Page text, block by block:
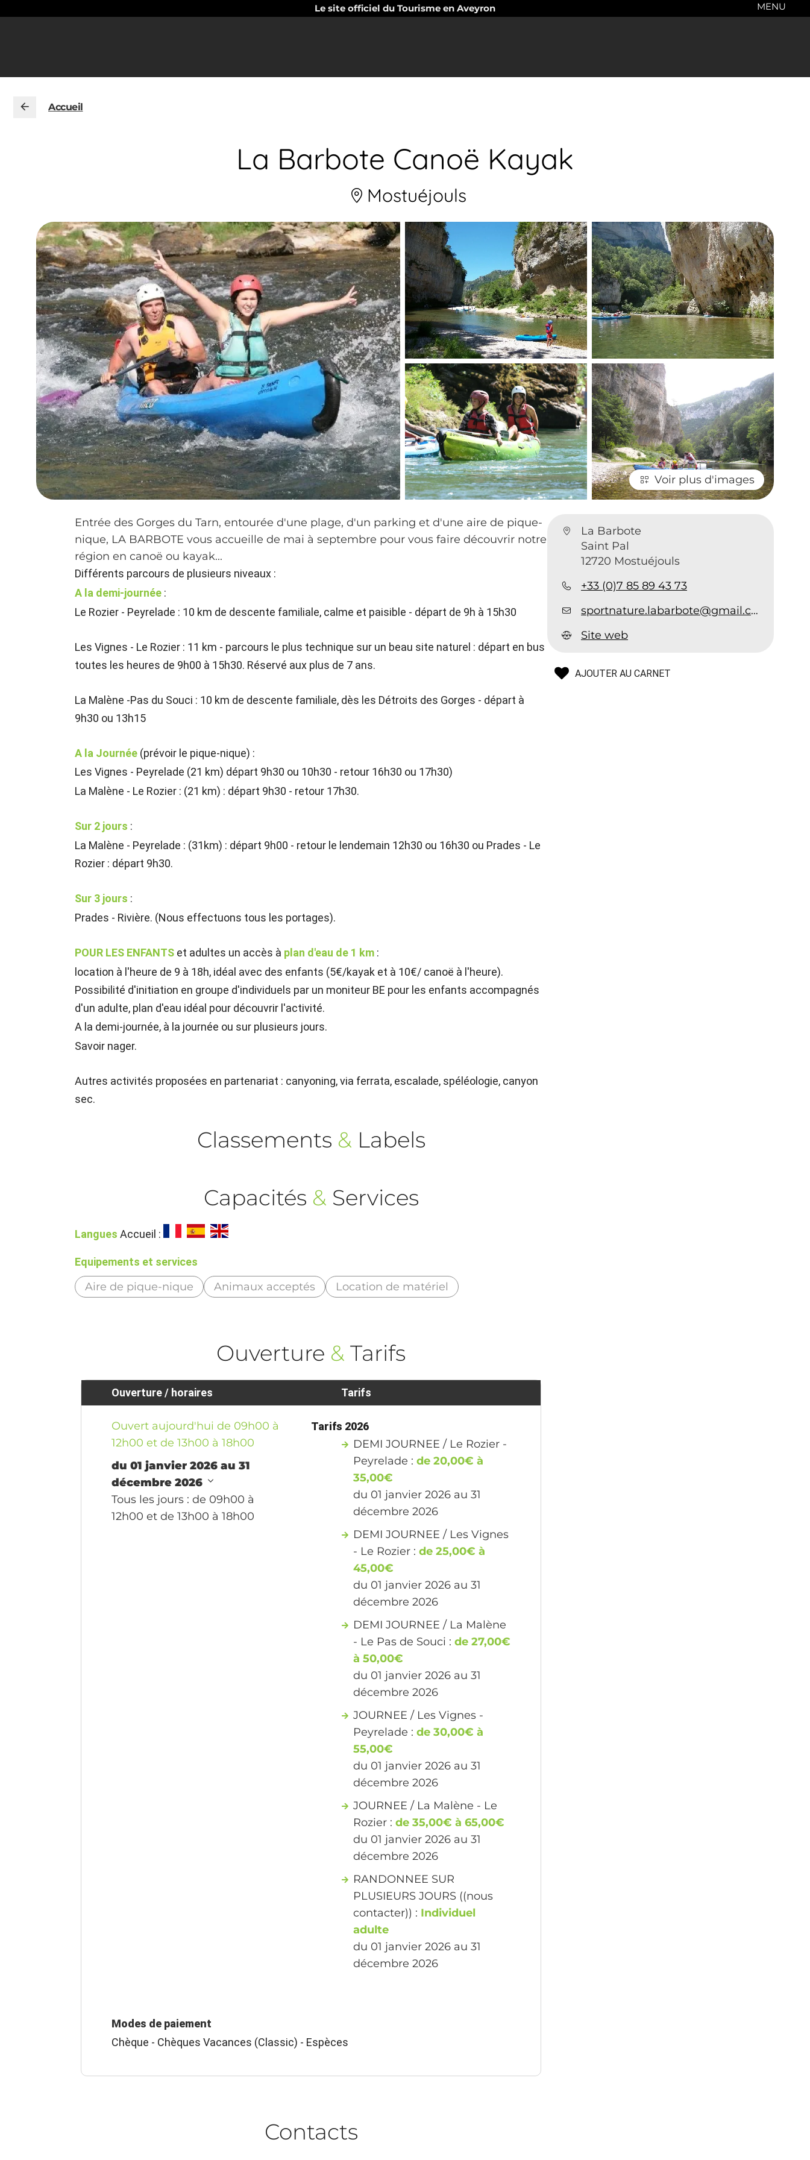
Le site officiel du Tourisme en Aveyron MENU
Accueil
La Barbote Canoë Kayak
Mostuéjouls
Voir plus d'images
La Barbote
Saint Pal
12720 Mostuéjouls
+33 (0)7 85 89 43 73
sportnature.labarbote@gmail.com
Site web
AJOUTER AU CARNET
Entrée des Gorges du Tarn, entourée d'une plage, d'un parking et d'une aire de pique-
nique, LA BARBOTE vous accueille de mai à septembre pour vous faire découvrir notre
région en canoë ou kayak...
Différents parcours de plusieurs niveaux :
A la demi-journée :
Le Rozier - Peyrelade : 10 km de descente familiale, calme et paisible - départ de 9h à 15h30
Les Vignes - Le Rozier : 11 km - parcours le plus technique sur un beau site naturel : départ en bus
toutes les heures de 9h00 à 15h30. Réservé aux plus de 7 ans.
La Malène -Pas du Souci : 10 km de descente familiale, dès les Détroits des Gorges - départ à
9h30 ou 13h15
A la Journée (prévoir le pique-nique) :
Les Vignes - Peyrelade (21 km) départ 9h30 ou 10h30 - retour 16h30 ou 17h30)
La Malène - Le Rozier : (21 km) : départ 9h30 - retour 17h30.
Sur 2 jours :
La Malène - Peyrelade : (31km) : départ 9h00 - retour le lendemain 12h30 ou 16h30 ou Prades - Le
Rozier : départ 9h30.
Sur 3 jours :
Prades - Rivière. (Nous effectuons tous les portages).
POUR LES ENFANTS et adultes un accès à plan d'eau de 1 km :
location à l'heure de 9 à 18h, idéal avec des enfants (5€/kayak et à 10€/ canoë à l'heure).
Possibilité d'initiation en groupe d'individuels par un moniteur BE pour les enfants accompagnés
d'un adulte, plan d'eau idéal pour découvrir l'activité.
A la demi-journée, à la journée ou sur plusieurs jours.
Savoir nager.
Autres activités proposées en partenariat : canyoning, via ferrata, escalade, spéléologie, canyon
sec.
Classements & Labels
Capacités & Services
Langues Accueil :
Equipements et services
Aire de pique-nique Animaux acceptés Location de matériel
Ouverture & Tarifs
Ouverture / horaires
Ouvert aujourd'hui de 09h00 à
12h00 et de 13h00 à 18h00
du 01 janvier 2026 au 31
décembre 2026
Tous les jours : de 09h00 à
12h00 et de 13h00 à 18h00
Tarifs
Tarifs 2026
DEMI JOURNEE / Le Rozier -
Peyrelade :de 20,00€ à
35,00€
du 01 janvier 2026 au 31
décembre 2026
DEMI JOURNEE / Les Vignes
- Le Rozier :de 25,00€ à
45,00€
du 01 janvier 2026 au 31
décembre 2026
DEMI JOURNEE / La Malène
- Le Pas de Souci :de 27,00€
à 50,00€
du 01 janvier 2026 au 31
décembre 2026
JOURNEE / Les Vignes -
Peyrelade :de 30,00€ à
55,00€
du 01 janvier 2026 au 31
décembre 2026
JOURNEE / La Malène - Le
Rozier :de 35,00€ à 65,00€
du 01 janvier 2026 au 31
décembre 2026
RANDONNEE SUR
PLUSIEURS JOURS ((nous
contacter)) : Individuel
adulte
du 01 janvier 2026 au 31
décembre 2026
Modes de paiement
Chèque - Chèques Vacances (Classic) - Espèces
Contacts